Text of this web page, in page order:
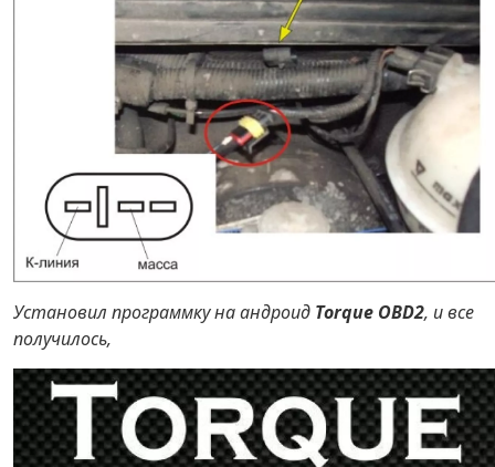
Установил программку на андроид Torque OBD2, и все
получилось,